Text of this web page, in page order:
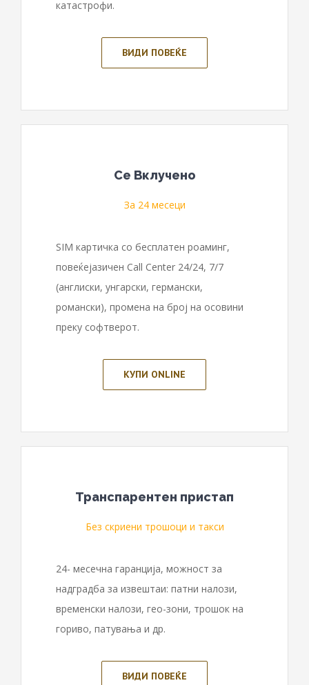
катастрофи.
ВИДИ ПОВЕЌЕ
Сe Вклучено
За 24 месеци
SIM картичка со бесплатен роаминг,
повеќејазичен Call Center 24/24, 7/7
(англиски, унгарски, германски,
романски), промена на број на осовини
преку софтверот.
КУПИ ONLINE
Транспарентен пристап
Без скриени трошоци и такси
24- месечна гаранција, можност за
надградба за извештаи: патни налози,
временски налози, гео-зони, трошок на
гориво, патувања и др.
ВИДИ ПОВЕЌЕ